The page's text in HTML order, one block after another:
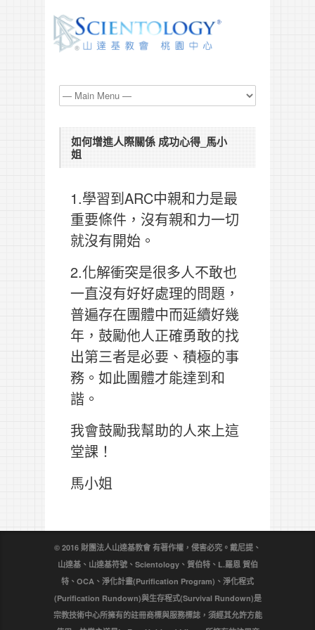
如何增進人際關係 成功心得_馬小
姐
1.學習到ARC中親和力是最
重要條件，沒有親和力一切
就沒有開始。
2.化解衝突是很多人不敢也
一直沒有好好處理的問題，
普遍存在團體中而延續好幾
年，鼓勵他人正確勇敢的找
出第三者是必要、積極的事
務。如此團體才能達到和
諧。
我會鼓勵我幫助的人來上這
堂課！
馬小姐
© 2016 財團法人山達基教會 有著作權，侵害必究。戴尼提、
山達基、山達基符號、Scientology、賀伯特、L.羅恩 賀伯
特、OCA、淨化計畫(Purification Program)、淨化程式
(Purification Rundown)與生存程式(Survival Rundown)是
宗教技術中心所擁有的註冊商標與服務標誌，須經其允許方能